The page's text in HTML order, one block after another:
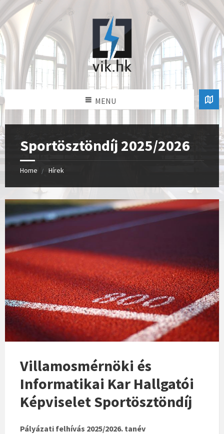
MENU
Sportösztöndíj 2025/2026
Home Hírek
Villamosmérnöki és
Informatikai Kar Hallgatói
Képviselet Sportösztöndíj
Pályázati felhívás 2025/2026. tanév